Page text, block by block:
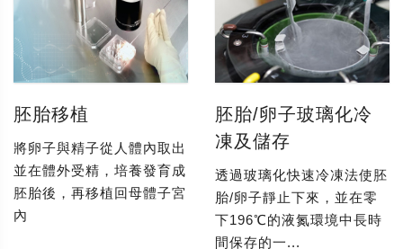
胚胎移植
將卵子與精子從人體內取出
並在體外受精，培養發育成
胚胎後，再移植回母體子宮
內
胚胎/卵子玻璃化冷
凍及儲存
透過玻璃化快速冷凍法使胚
胎/卵子靜止下來，並在零
下196℃的液氮環境中長時
間保存的一...